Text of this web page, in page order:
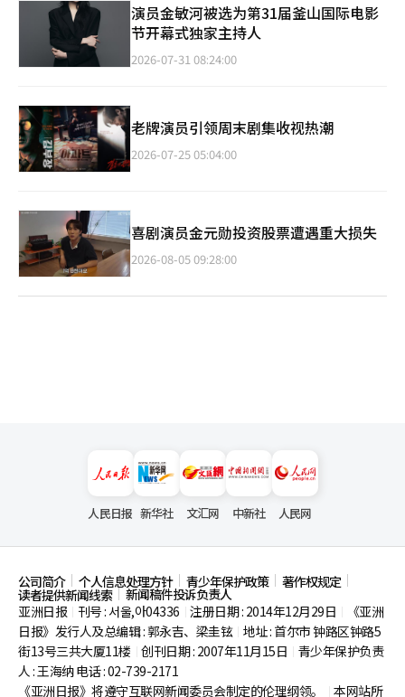
演员金敏河被选为第31届釜山国际电影
节开幕式独家主持人
2026-07-31 08:24:00
老牌演员引领周末剧集收视热潮
2026-07-25 05:04:00
喜剧演员金元勋投资股票遭遇重大损失
2026-08-05 09:28:00
人民日报 新华社 文汇网 中新社 人民网
公司简介 个人信息处理方针 青少年保护政策 著作权规定
读者提供新闻线索
新闻稿件投诉负责人
亚洲日报
刊号 : 서울,아04336 注册日期 : 2014年12月29日
《亚洲
日报》发行人及总编辑 : 郭永吉、梁圭铉 地址 : 首尔市钟路区钟路5
街13号三共大厦11楼 创刊日期 : 2007年11月15日
青少年保护负责
人 : 王海纳 电话 : 02-739-2171
《亚洲日报》将遵守互联网新闻委员会制定的伦理纲领。
本网站所